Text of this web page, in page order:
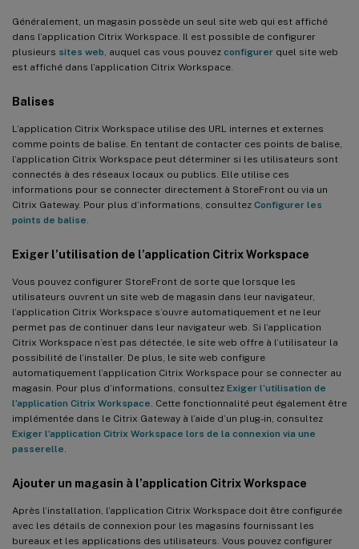
Généralement, un magasin possède un seul site web qui est affiché
dans l’application Citrix Workspace. Il est possible de configurer
plusieurs sites web , auquel cas vous pouvez configurer quel site web
est affiché dans l’application Citrix Workspace.
Balises
L’application Citrix Workspace utilise des URL internes et externes
comme points de balise. En tentant de contacter ces points de balise,
l’application Citrix Workspace peut déterminer si les utilisateurs sont
connectés à des réseaux locaux ou publics. Elle utilise ces
informations pour se connecter directement à StoreFront ou via un
Citrix Gateway. Pour plus d’informations, consultez Configurer les
points de balise
Exiger l’utilisation de l’application Citrix Workspace
Vous pouvez configurer StoreFront de sorte que lorsque les
utilisateurs ouvrent un site web de magasin dans leur navigateur,
l’application Citrix Workspace s’ouvre automatiquement et ne leur
permet pas de continuer dans leur navigateur web. Si l’application
Citrix Workspace n’est pas détectée, le site web offre à l’utilisateur la
possibilité de l’installer. De plus, le site web configure
automatiquement l’application Citrix Workspace pour se connecter au
magasin. Pour plus d’informations, consultez Exiger l’utilisation de
l’application Citrix Workspace . Cette fonctionnalité peut également être
implémentée dans le Citrix Gateway à l’aide d’un plug-in, consultez
Exiger l’application Citrix Workspace lors de la connexion via une
passerelle
Ajouter un magasin à l’application Citrix Workspace
Après l’installation, l’application Citrix Workspace doit être configurée
avec les détails de connexion pour les magasins fournissant les
bureaux et les applications des utilisateurs. Vous pouvez configurer